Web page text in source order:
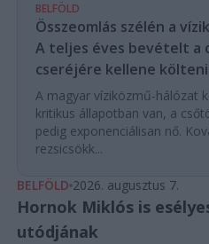
BELFÖLD
Összeomlás szélén a
A teljes éves bevételt a
cseréjére kellene költeni
A magyar víziközmű-hálózat
kritikus állapotban van, a
pedig exponenciálisan nő.
rezsicsökk...
BELFÖLD 2026. augusztus 7.
Hornok Miklós is
utódjának